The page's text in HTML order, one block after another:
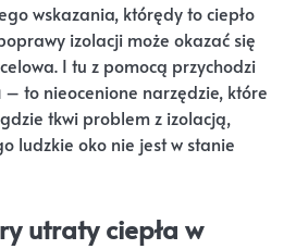
wskazania, którędy to ciepło
izolacji może okazać się
I tu z pomocą przychodzi
– to nieocenione narzędzie, które
tkwi problem z izolacją,
ludzkie oko nie jest w stanie
utraty ciepła w